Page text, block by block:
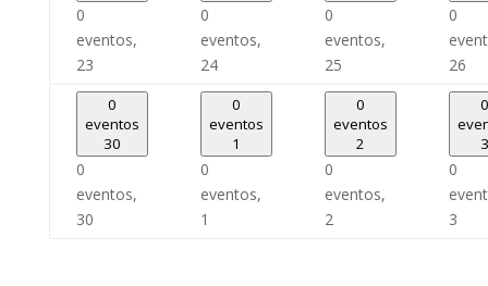
0
eventos,
23
0
eventos,
24
0
eventos,
25
0
26
0
eventos
30
0
eventos,
30
0
eventos
1
0
eventos,
1
0
eventos
2
0
eventos,
2
0
3
0
3